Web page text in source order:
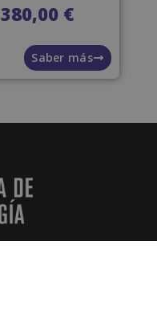
380,00 €
Saber más